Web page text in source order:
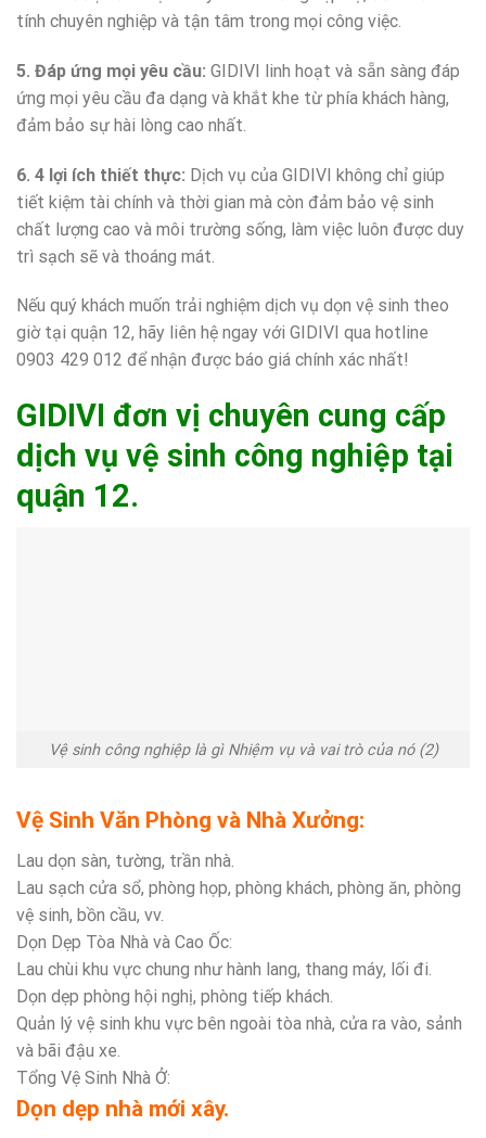
tính chuyên nghiệp và tận tâm trong mọi công việc.
5. Đáp ứng mọi yêu cầu: GIDIVI linh hoạt và sẵn sàng đáp
ứng mọi yêu cầu đa dạng và khắt khe từ phía khách hàng,
đảm bảo sự hài lòng cao nhất.
6. 4 lợi ích thiết thực: Dịch vụ của GIDIVI không chỉ giúp
tiết kiệm tài chính và thời gian mà còn đảm bảo vệ sinh
chất lượng cao và môi trường sống, làm việc luôn được duy
trì sạch sẽ và thoáng mát.
Nếu quý khách muốn trải nghiệm dịch vụ dọn vệ sinh theo
giờ tại quận 12, hãy liên hệ ngay với GIDIVI qua hotline
0903 429 012 để nhận được báo giá chính xác nhất!
GIDIVI đơn vị chuyên cung cấp
dịch vụ vệ sinh công nghiệp tại
quận 12.
Vệ sinh công nghiệp là gì Nhiệm vụ và vai trò của nó (2)
Vệ Sinh Văn Phòng và Nhà Xưởng:
Lau dọn sàn, tường, trần nhà.
Lau sạch cửa sổ, phòng họp, phòng khách, phòng ăn, phòng
vệ sinh, bồn cầu, vv.
Dọn Dẹp Tòa Nhà và Cao Ốc:
Lau chùi khu vực chung như hành lang, thang máy, lối đi.
Dọn dẹp phòng hội nghị, phòng tiếp khách.
Quản lý vệ sinh khu vực bên ngoài tòa nhà, cửa ra vào, sảnh
và bãi đậu xe.
Tổng Vệ Sinh Nhà Ở:
Dọn dẹp nhà mới xây.